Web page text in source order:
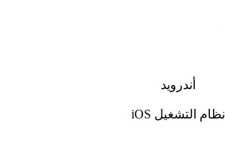
أندرويد
نظام التشغيل iOS